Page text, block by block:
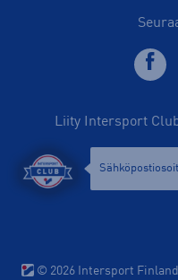
Liity Intersport
© 2026 Intersport Finland